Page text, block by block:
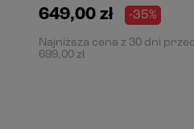
649,00 zł -35%
Najniższa cena z 30 dni
699,00 zł